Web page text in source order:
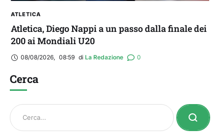
ATLETICA
Atletica, Diego Nappi a un passo dalla finale dei
200 ai Mondiali U20
08/08/2026, 08:59 di La Redazione 0
Cerca